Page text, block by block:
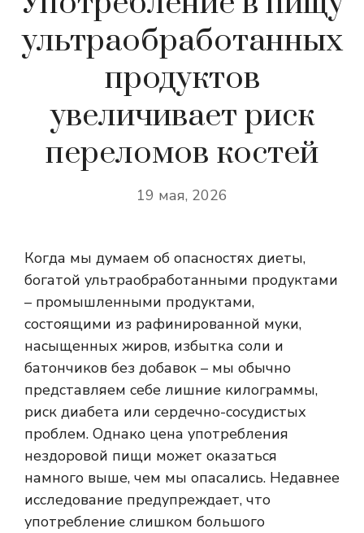
ультраобработанных
продуктов
увеличивает риск
переломов костей
19 мая, 2026
Когда мы думаем об опасностях диеты,
богатой ультраобработанными продуктами
– промышленными продуктами,
состоящими из рафинированной муки,
насыщенных жиров, избытка соли и
батончиков без добавок – мы обычно
представляем себе лишние килограммы,
риск диабета или сердечно-сосудистых
проблем. Однако цена употребления
нездоровой пищи может оказаться
намного выше, чем мы опасались. Недавнее
исследование предупреждает, что
употребление слишком большого